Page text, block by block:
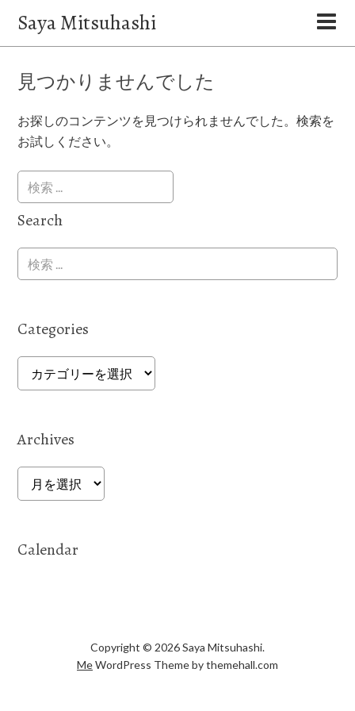
Saya Mitsuhashi
見つかりませんでした
お探しのコンテンツを見つけられませんでした。検索を
お試しください。
Search
Categories
Categories
Archives
Archives
Calendar
Copyright © 2026 Saya Mitsuhashi.
MeWordPress Theme by themehall.com